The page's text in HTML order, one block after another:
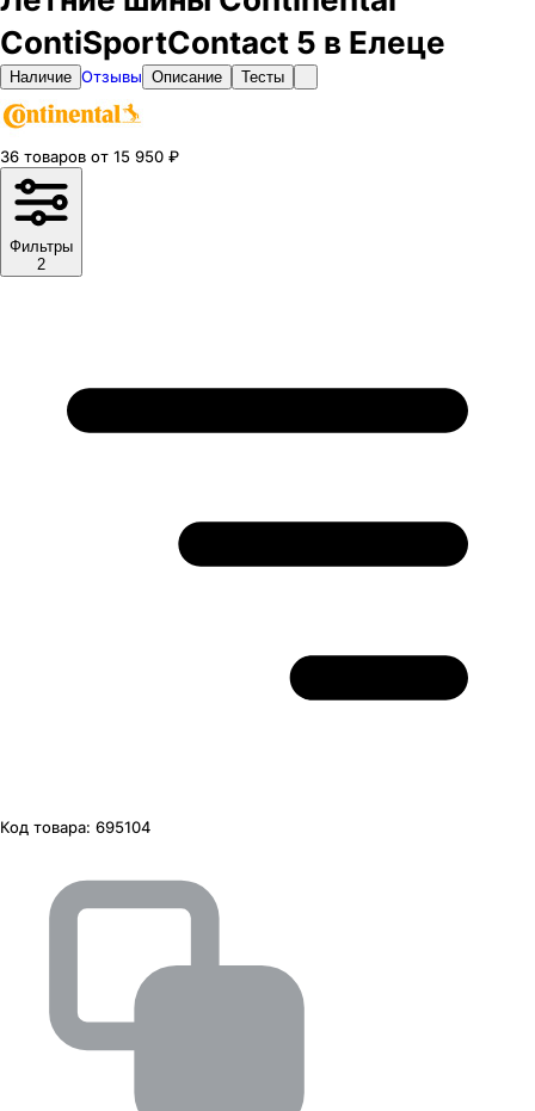
ContiSportContact 5 в Елеце
Наличие Отзывы Описание Тесты
36 товаров от 15 950 ₽
Фильтры
2
Код товара: 695104